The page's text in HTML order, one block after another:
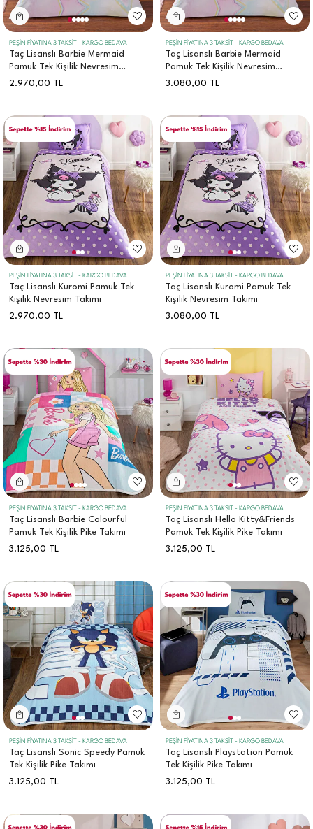
PEŞİN FİYATINA 3 TAKSİT - KARGO BEDAVA
Taç Lisanslı Barbie Mermaid
Pamuk Tek Kişilik Nevresim
Takımı
2.970,00 TL
PEŞİN FİYATINA 3 TAKSİT - KARGO BEDAVA
Taç Lisanslı Barbie Mermaid
Pamuk Tek Kişilik Nevresim
Takımı
3.080,00 TL
PEŞİN FİYATINA 3 TAKSİT - KARGO BEDAVA
Taç Lisanslı Kuromi Pamuk Tek
Kişilik Nevresim Takımı
2.970,00 TL
PEŞİN FİYATINA 3 TAKSİT - KARGO BEDAVA
Taç Lisanslı Kuromi Pamuk Tek
Kişilik Nevresim Takımı
3.080,00 TL
PEŞİN FİYATINA 3 TAKSİT - KARGO BEDAVA
Taç Lisanslı Barbie Colourful
Pamuk Tek Kişilik Pike Takımı
3.125,00 TL
PEŞİN FİYATINA 3 TAKSİT - KARGO BEDAVA
Taç Lisanslı Hello Kitty&Friends
Pamuk Tek Kişilik Pike Takımı
3.125,00 TL
PEŞİN FİYATINA 3 TAKSİT - KARGO BEDAVA
Taç Lisanslı Sonic Speedy Pamuk
Tek Kişilik Pike Takımı
3.125,00 TL
PEŞİN FİYATINA 3 TAKSİT - KARGO BEDAVA
Taç Lisanslı Playstation Pamuk
Tek Kişilik Pike Takımı
3.125,00 TL